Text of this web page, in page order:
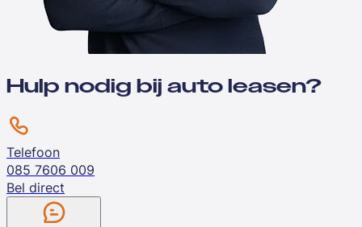
Hulp nodig bij auto leasen?
Telefoon
085 7606 009
Bel direct